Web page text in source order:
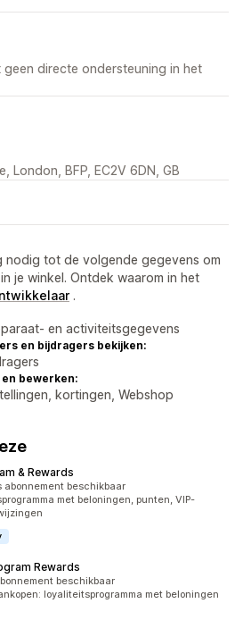
directe ondersteuning in het
London, BFP, EC2V 6DN, GB
nodig tot de volgende gegevens om
je winkel. Ontdek waarom in het
.
en activiteitsgegevens
en bijdragers bekijken:
bewerken:
kortingen, Webshop
& Rewards
abonnement beschikbaar
met beloningen, punten, VIP-
Rewards
beschikbaar
loyaliteitsprogramma met beloningen